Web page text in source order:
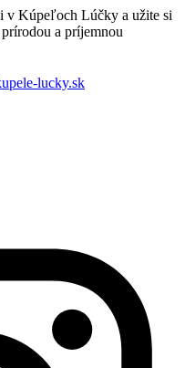
v Kúpeľoch Lúčky a užite si
a príjemnou
lucky.sk